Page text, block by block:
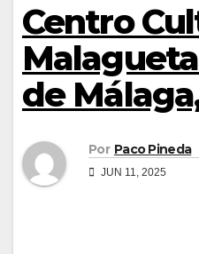
Centro
de
Por Paco Pineda
JUN 11, 2025